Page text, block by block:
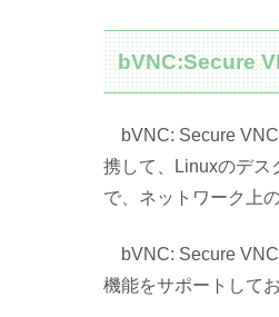
bVNC:Secure
bVNC: Secure VNC
携して、Linuxのデス
で、ネットワーク上
bVNC: Secure VNC
機能をサポートして